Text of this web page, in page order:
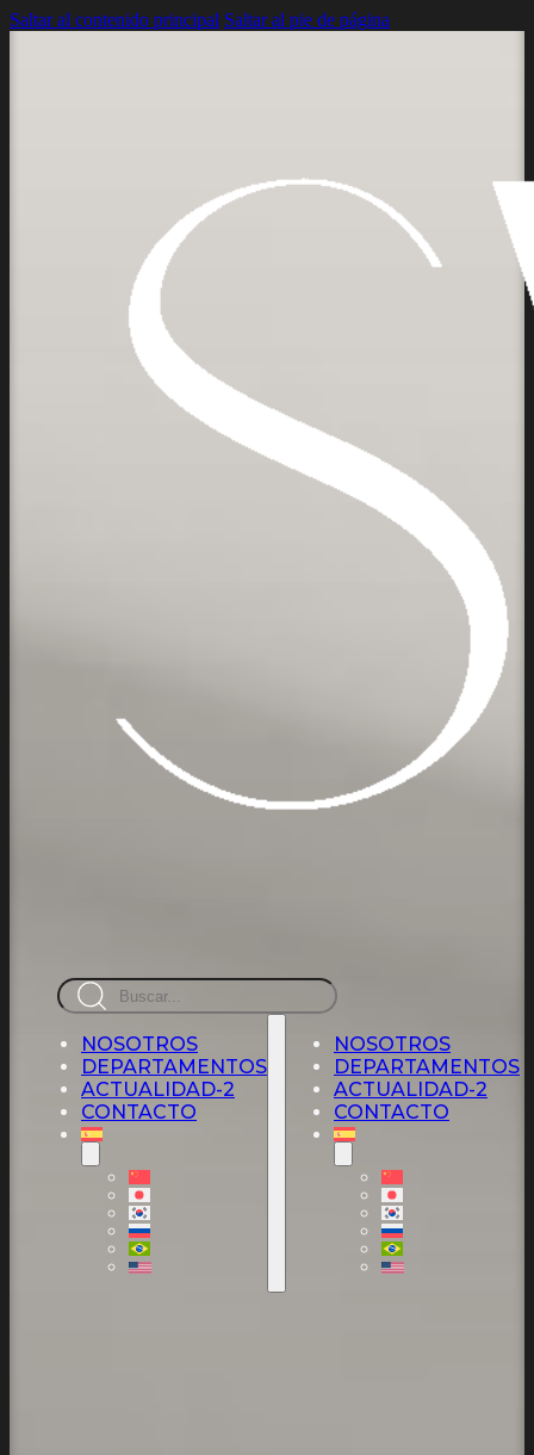
Saltar al contenido principal Saltar al pie de página
Busca
en
NOSOTROS
DEPARTAMENTOS
ACTUALIDAD-2
CONTACTO
NOSOTROS
DEPARTAMENTOS
ACTUALIDAD-2
CONTACTO